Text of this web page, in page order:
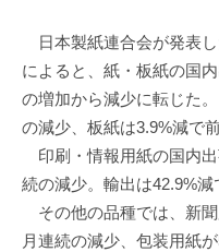
日本製紙連合会が発表
によると、紙・板紙の国
の増加から減少に転じた
の減少、板紙は3.9%減で
印刷・情報用紙の国内
続の減少。輸出は42.9%減
その他の品種では、新聞
月連続の減少、包装用紙